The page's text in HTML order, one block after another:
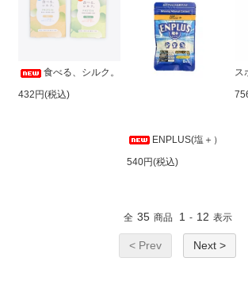
食べる、シルク。
432円(税込)
ENPLUS(塩＋）
540円(税込)
ス
全 35 商品 1 - 12 表示
< Prev Next >